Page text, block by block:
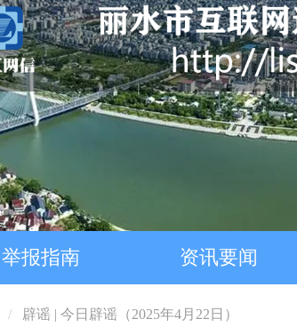
举报指南 资讯要闻
辟谣 | 今日辟谣（2025年4月22日）